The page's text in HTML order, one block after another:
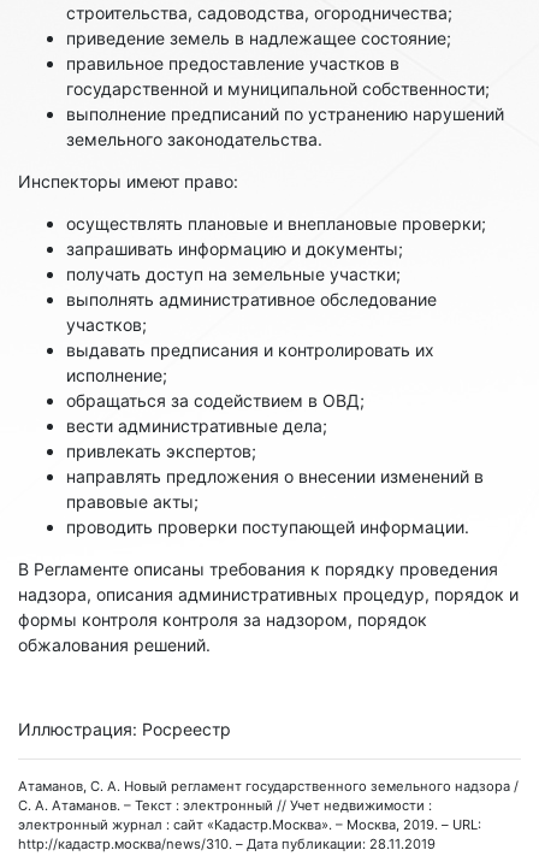
строительства, садоводства, огородничества;
приведение земель в надлежащее состояние;
правильное предоставление участков в
государственной и муниципальной собственности;
выполнение предписаний по устранению нарушений
земельного законодательства.
Инспекторы имеют право:
осуществлять плановые и внеплановые проверки;
запрашивать информацию и документы;
получать доступ на земельные участки;
выполнять административное обследование
участков;
выдавать предписания и контролировать их
исполнение;
обращаться за содействием в ОВД;
вести административные дела;
привлекать экспертов;
направлять предложения о внесении изменений в
правовые акты;
проводить проверки поступающей информации.
В Регламенте описаны требования к порядку проведения
надзора, описания административных процедур, порядок и
формы контроля контроля за надзором, порядок
обжалования решений.
Иллюстрация: Росреестр
Атаманов, С. А. Новый регламент государственного земельного надзора /
С. А. Атаманов. – Текст : электронный // Учет недвижимости :
электронный журнал : сайт «Кадастр.Москва». – Москва, 2019. – URL:
http://кадастр.москва/news/310. – Дата публикации: 28.11.2019